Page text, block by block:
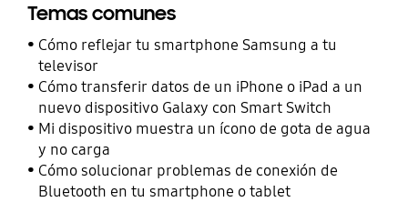
Temas comunes
Cómo reflejar tu smartphone Samsung a tu
televisor
Cómo transferir datos de un iPhone o iPad a un
nuevo dispositivo Galaxy con Smart Switch
Mi dispositivo muestra un ícono de gota de agua
y no carga
Cómo solucionar problemas de conexión de
Bluetooth en tu smartphone o tablet